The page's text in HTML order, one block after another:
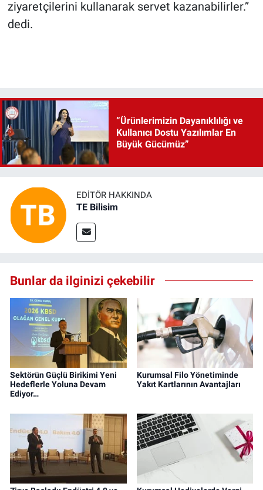
ziyaretçilerini kullanarak servet kazanabilirler.”
dedi.
“Ürünlerimizin Dayanıklılığı ve
Kullanıcı Dostu Yazılımlar En
Büyük Gücümüz”
EDITÖR HAKKINDA
TE Bilisim
Bunlar da ilginizi çekebilir
Sektörün Güçlü Birikimi Yeni
Hedeflerle Yoluna Devam
Ediyor…
Kurumsal Filo Yönetiminde
Yakıt Kartlarının Avantajları